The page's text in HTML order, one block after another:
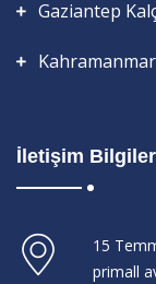
Gaziantep
İletişim
15
primall